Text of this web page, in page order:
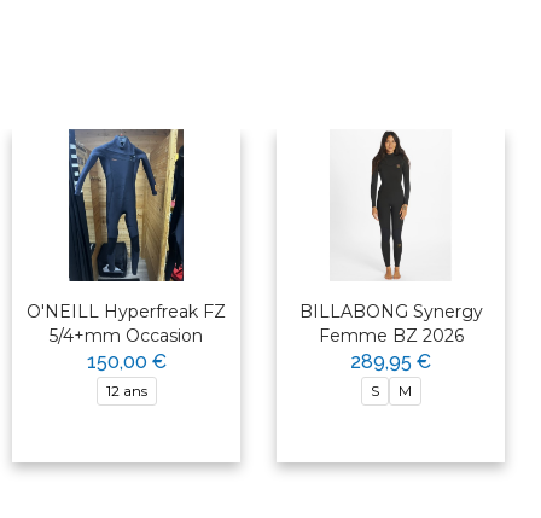
O'NEILL Hyperfreak FZ
5/4+mm Occasion
150,00 €
12 ans
BILLABONG Synergy
Femme BZ 2026
289,95 €
S M